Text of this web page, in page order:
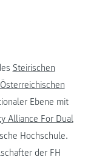
Steirischen
Österreichischen
Ebene mit
Alliance For Dual
Hochschule.
der FH